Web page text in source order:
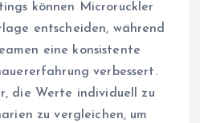
können Microruckler
entscheiden, während
eine konsistente
verbessert.
die Werte individuell zu
zu vergleichen, um